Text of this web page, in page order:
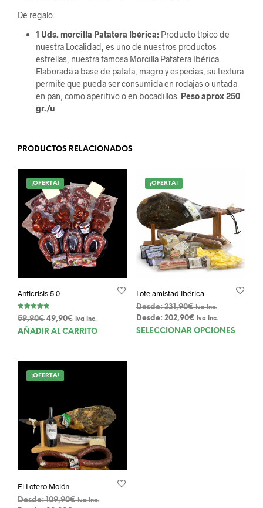
De regalo:
1 Uds. morcilla Patatera Ibérica: Producto típico de
nuestra Localidad, es uno de nuestros productos
estrellas, nuestra famosa Morcilla Patatera Ibérica.
Elaborada a base de patata, magro y especias, su textura
permite que pueda ser consumida en rodajas o untada
en pan, como aperitivo o en bocadillos. Peso aprox 250
gr./u
PRODUCTOS RELACIONADOS
¡OFERTA!
Anticrisis 5.0
Valorado
con
4.80
de 5
59,90€ El
precio
59,90€.
49,90€ El
precio
49,90€.
Iva Inc.
AÑADIR AL CARRITO
¡OFERTA!
Lote amistad ibérica.
Desde:231,90€ Iva Inc.
Desde: 202,90€ Iva Inc.
SELECCIONAR OPCIONES
¡OFERTA!
El Lotero Molón
Desde:109,90€ Iva Inc.